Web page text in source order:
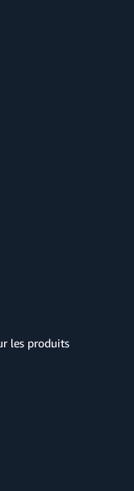
les produits